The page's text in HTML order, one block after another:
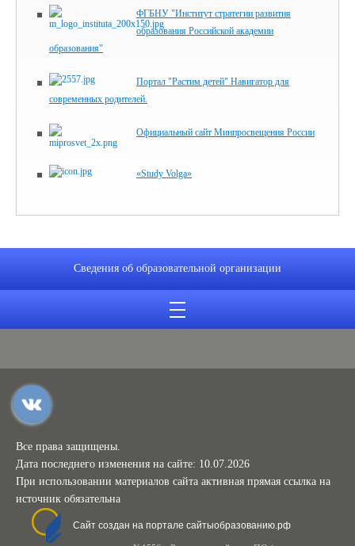
ФГБНУ "Институт стратегии развития
образования Российской академии
образования"
Портал "Растим детей" Навигатор для
современных родителей.
Официальный сайт Минпросвещения России
«Study Volga»
Сведения об образовательной организации
Все права защищены.
Дата последнего изменения на сайте: 10.07.2026
При использовании материалов сайта активная прямая ссылка на
источник обязательна
Сайт создан на портале сайтыобразованию.рф